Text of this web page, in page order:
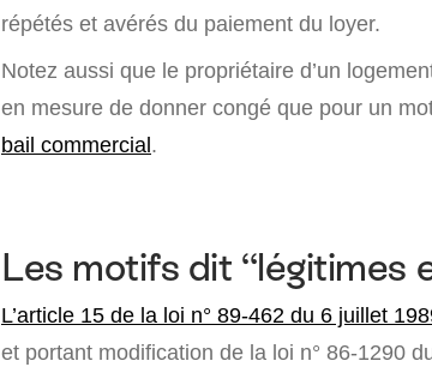
répétés et avérés du paiement du loyer.
Notez aussi que le propriétaire d’un
en mesure de donner congé que pour un
bail commercial.
Les motifs dit “légitimes
L’article 15 de la loi n° 89-462 du 6 juillet
et portant modification de la loi n° 86-1290